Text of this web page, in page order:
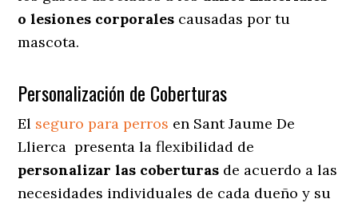
o lesiones corporales causadas por tu
mascota.
Personalización de Coberturas
El seguro para perros en Sant Jaume De
Llierca presenta la flexibilidad de
personalizar las coberturas de acuerdo a las
necesidades individuales de cada dueño y su